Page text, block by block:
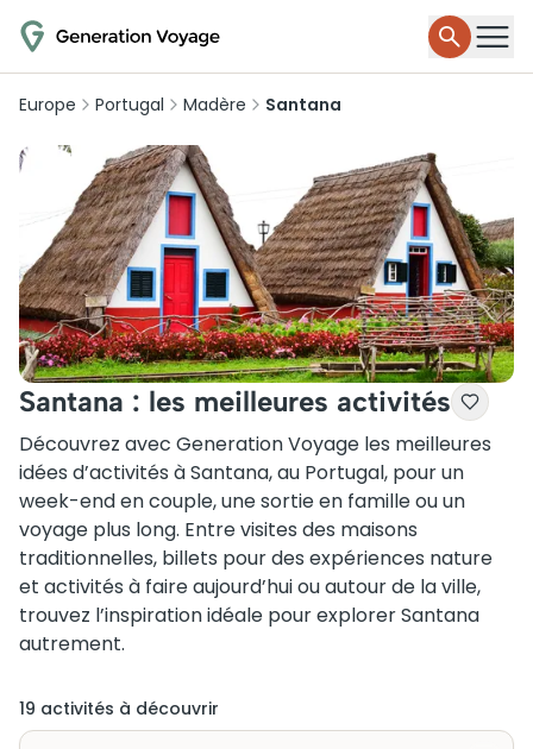
Europe Portugal Madère Santana
Santana : les meilleures activités
Découvrez avec Generation Voyage les meilleures
idées d’activités à Santana, au Portugal, pour un
week-end en couple, une sortie en famille ou un
voyage plus long. Entre visites des maisons
traditionnelles, billets pour des expériences nature
et activités à faire aujourd’hui ou autour de la ville,
trouvez l’inspiration idéale pour explorer Santana
autrement.
19 activités à découvrir